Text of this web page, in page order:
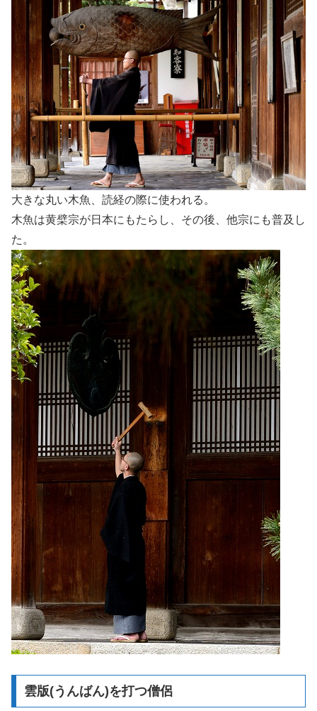
大きな丸い木魚、読経の際に使われる。
木魚は黄檗宗が日本にもたらし、その後、他宗にも普及し
た。
雲版(うんばん)を打つ僧侶